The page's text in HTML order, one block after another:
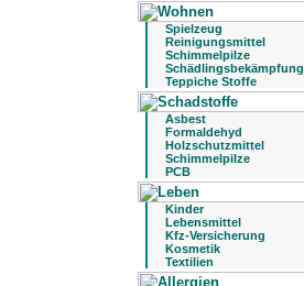
Spielzeug
Reinigungsmittel
Schimmelpilze
Schädlingsbekämpfung
Teppiche Stoffe
Asbest
Formaldehyd
Holzschutzmittel
Schimmelpilze
PCB
Kinder
Lebensmittel
Kfz-Versicherung
Kosmetik
Textilien